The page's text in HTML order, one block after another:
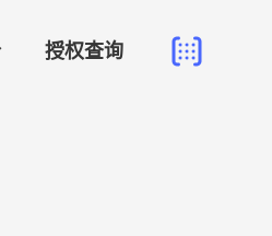
授权查询